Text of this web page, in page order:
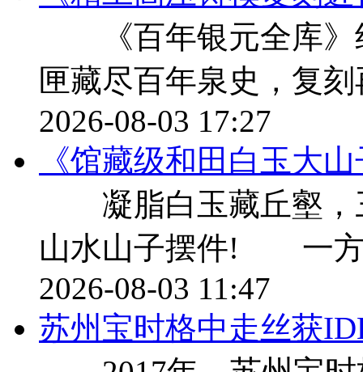
《百年银元全库
匣藏尽百年泉史，复
2026-08-03 17:27
《馆藏级和田白玉大
凝脂白玉藏丘壑，
山水山子摆件! 一方
2026-08-03 11:47
苏州宝时格中走丝获